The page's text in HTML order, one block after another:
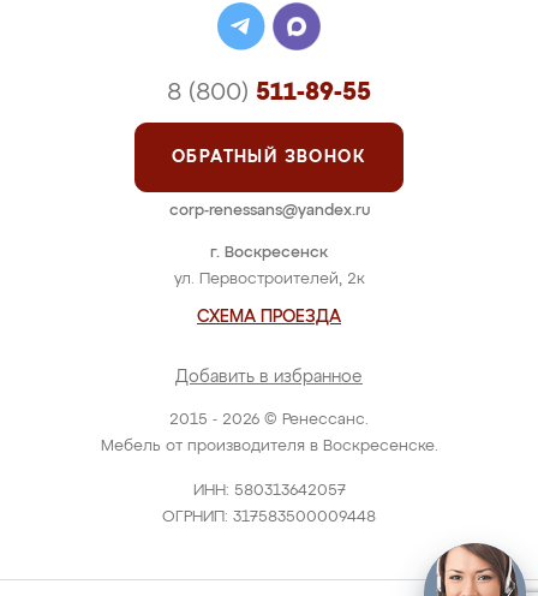
2015 - 2026 © Ренессанс.
Мебель от производителя в Воскресенске.
ИНН: 580313642057
ОГРНИП: 317583500009448
г. Воскресенск
ул. Первостроителей, 2к
СХЕМА ПРОЕЗДА
Добавить в избранное
8 (800) 511-89-55
ОБРАТНЫЙ ЗВОНОК
corp-renessans@yandex.ru